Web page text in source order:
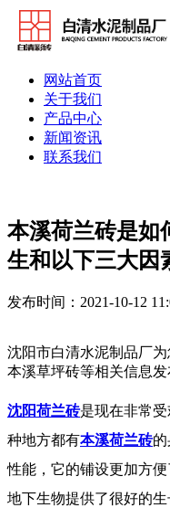
网站首页
关于我们
产品中心
新闻资讯
联系我们
本溪荷兰砖是如
生和以下三大因
发布时间：2021-10-12
沈阳市白清水泥制品厂
本溪草坪砖等相关信息
沈阳荷兰砖是现在非常
种地方都有本溪荷兰砖的
性能，它的铺设更加方
地下生物提供了很好的